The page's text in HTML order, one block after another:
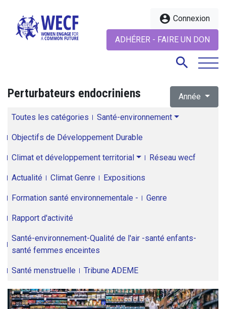
account_circle Connexion
ADHÉRER - FAIRE UN DON
search
Perturbateurs endocriniens Année
Toutes les catégories Santé-environnement
Objectifs de Développement Durable
Climat et développement territorial Réseau wecf
Actualité Climat Genre Expositions
Formation santé environnementale - Genre
Rapport d'activité
Santé-environnement-Qualité de l'air -santé enfants-
santé femmes enceintes
Santé menstruelle Tribune ADEME